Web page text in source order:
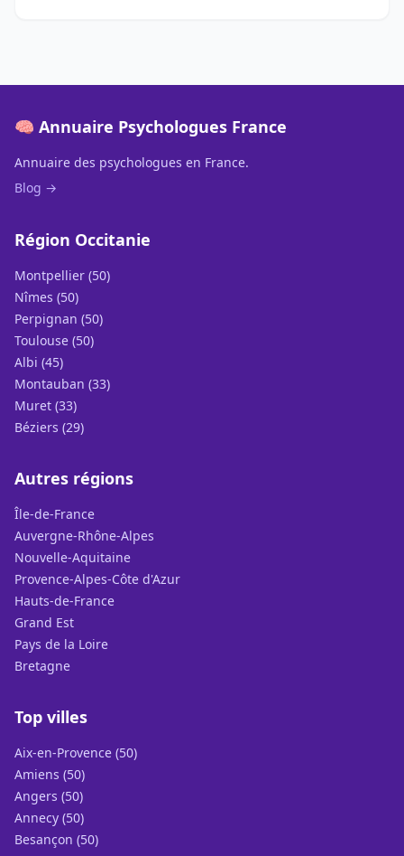
🧠 Annuaire Psychologues France
Annuaire des psychologues en France.
Blog →
Région Occitanie
Montpellier (50)
Nîmes (50)
Perpignan (50)
Toulouse (50)
Albi (45)
Montauban (33)
Muret (33)
Béziers (29)
Autres régions
Île-de-France
Auvergne-Rhône-Alpes
Nouvelle-Aquitaine
Provence-Alpes-Côte d'Azur
Hauts-de-France
Grand Est
Pays de la Loire
Bretagne
Top villes
Aix-en-Provence (50)
Amiens (50)
Angers (50)
Annecy (50)
Besançon (50)